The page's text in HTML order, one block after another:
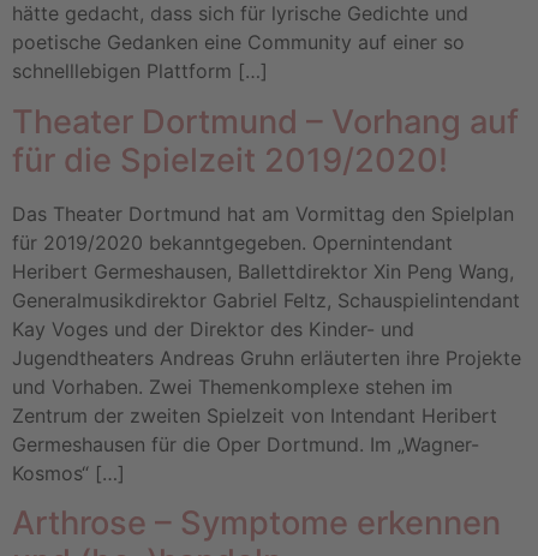
hätte gedacht, dass sich für lyrische Gedichte und
poetische Gedanken eine Community auf einer so
schnelllebigen Plattform […]
Theater Dortmund – Vorhang auf
für die Spielzeit 2019/2020!
Das Theater Dortmund hat am Vormittag den Spielplan
für 2019/2020 bekanntgegeben. Opernintendant
Heribert Germeshausen, Ballettdirektor Xin Peng Wang,
Generalmusikdirektor Gabriel Feltz, Schauspielintendant
Kay Voges und der Direktor des Kinder- und
Jugendtheaters Andreas Gruhn erläuterten ihre Projekte
und Vorhaben. Zwei Themenkomplexe stehen im
Zentrum der zweiten Spielzeit von Intendant Heribert
Germeshausen für die Oper Dortmund. Im „Wagner-
Kosmos“ […]
Arthrose – Symptome erkennen